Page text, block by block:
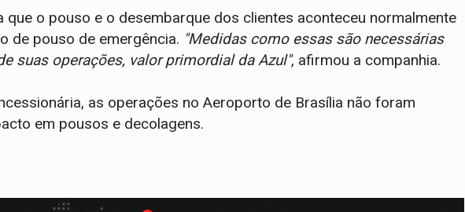
que o pouso e o desembarque dos clientes aconteceu normalmente
de pouso de emergência. "Medidas como essas são necessárias
suas operações, valor primordial da Azul", afirmou a companhia.
as operações no Aeroporto de Brasília não foram
em pousos e decolagens.